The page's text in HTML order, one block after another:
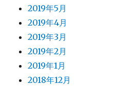
2019年5月
2019年4月
2019年3月
2019年2月
2019年1月
2018年12月